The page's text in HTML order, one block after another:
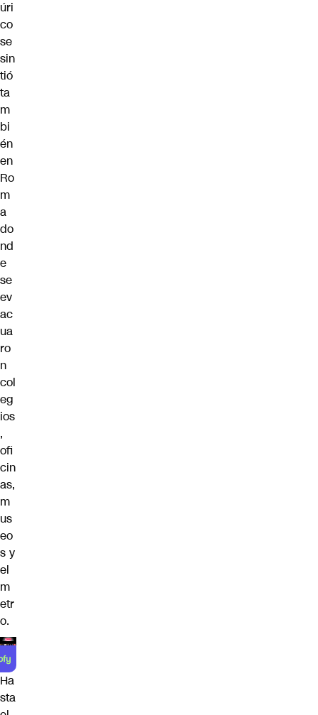
úri
co
se
sin
tió
ta
m
bi
én
en
Ro
m
a
do
nd
e
se
ev
ac
ua
ro
n
col
eg
ios
,
ofi
cin
as,
m
us
eo
s y
el
m
etr
o.
Ha
sta